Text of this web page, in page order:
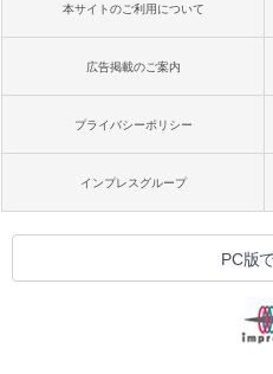
本サイトのご利用について
広告掲載のご案内
プライバシーポリシー
インプレスグループ
PC版